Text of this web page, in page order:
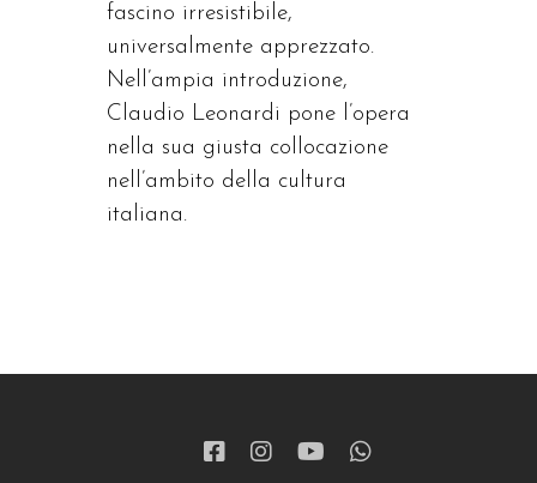
fascino irresistibile,
universalmente apprezzato.
Nell’ampia introduzione,
Claudio Leonardi pone l’opera
nella sua giusta collocazione
nell’ambito della cultura
italiana.